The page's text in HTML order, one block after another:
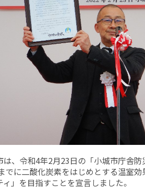
、令和4年2月23日の「小城市庁舎防
でに二酸化炭素をはじめとする温室
ィ」を目指すことを宣言しました。